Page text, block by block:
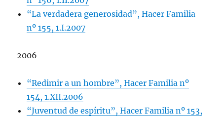
“La verdadera generosidad”, Hacer Familia
nº 155, 1.I.2007
2006
“Redimir a un hombre”, Hacer Familia nº
154, 1.XII.2006
“Juventud de espíritu”, Hacer Familia nº 153,